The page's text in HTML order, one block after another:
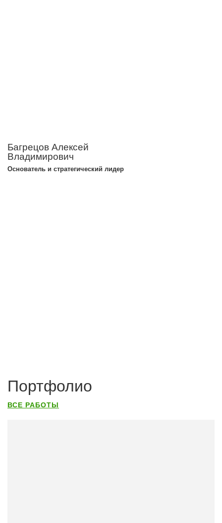
Багрецов Алексей
Владимирович
Основатель и стратегический лидер
Портфолио
ВСЕ РАБОТЫ